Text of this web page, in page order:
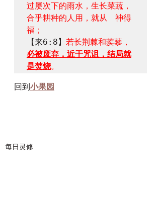
过屡次下的雨水，生长菜蔬，
合乎耕种的人用，就从　神得
福；
【来6:8】 若长荆棘和蒺藜，
必被废弃，近于咒诅，结局就
是焚烧。
回到 小果园
每日灵修